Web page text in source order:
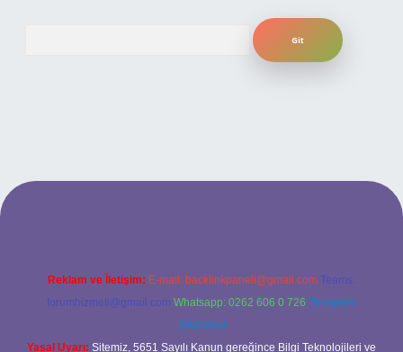
Reklam ve İletişim: E-mail: backlinkpaneli@gmail.com Teams:
forumhizmeti@gmail.com Whatsapp: 0262 606 0 726 Telegram:
@karabul
Yasal Uyarı: Sitemiz, 5651 Sayılı Kanun gereğince Bilgi Teknolojileri ve